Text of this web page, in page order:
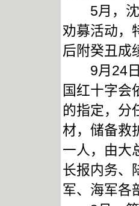
5月，沈
劝募活动，
后附癸丑成
9月24日
国红十字会
的指定，分
材，储备救
一人，由大
长报内务、
军、海军各